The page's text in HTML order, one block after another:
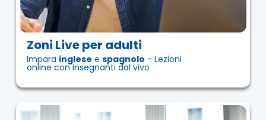
Zoni Live per adulti
Impara inglese e spagnolo - Lezioni
online con insegnanti dal vivo